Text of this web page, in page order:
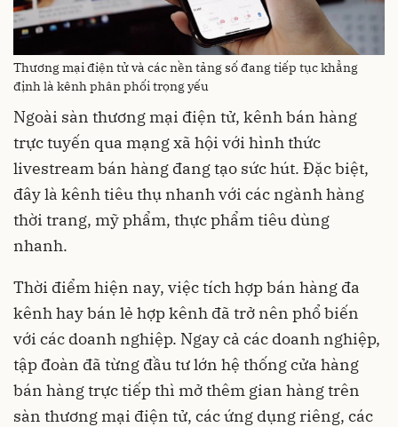
Thương mại điện tử và các nền tảng số đang tiếp tục khẳng
định là kênh phân phối trọng yếu
Ngoài sàn thương mại điện tử, kênh bán hàng
trực tuyến qua mạng xã hội với hình thức
livestream bán hàng đang tạo sức hút. Đặc biệt,
đây là kênh tiêu thụ nhanh với các ngành hàng
thời trang, mỹ phẩm, thực phẩm tiêu dùng
nhanh.
Thời điểm hiện nay, việc tích hợp bán hàng đa
kênh hay bán lẻ hợp kênh đã trở nên phổ biến
với các doanh nghiệp. Ngay cả các doanh nghiệp,
tập đoàn đã từng đầu tư lớn hệ thống cửa hàng
bán hàng trực tiếp thì mở thêm gian hàng trên
sàn thương mại điện tử, các ứng dụng riêng, các